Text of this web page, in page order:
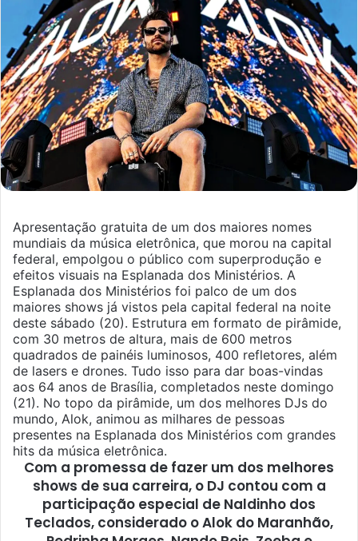
Apresentação gratuita de um dos maiores nomes
mundiais da música eletrônica, que morou na capital
federal, empolgou o público com superprodução e
efeitos visuais na Esplanada dos Ministérios. A
Esplanada dos Ministérios foi palco de um dos
maiores shows já vistos pela capital federal na noite
deste sábado (20). Estrutura em formato de pirâmide,
com 30 metros de altura, mais de 600 metros
quadrados de painéis luminosos, 400 refletores, além
de lasers e drones. Tudo isso para dar boas-vindas
aos 64 anos de Brasília, completados neste domingo
(21). No topo da pirâmide, um dos melhores DJs do
mundo, Alok, animou as milhares de pessoas
presentes na Esplanada dos Ministérios com grandes
hits da música eletrônica.
Com a promessa de fazer um dos melhores
shows de sua carreira, o DJ contou com a
participação especial de Naldinho dos
Teclados, considerado o Alok do Maranhão,